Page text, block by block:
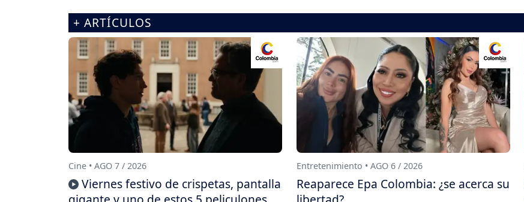
+ ARTÍCULOS
Cine • AGO 7 / 2026
Viernes festivo de crispetas, pantalla
Entretenimiento • AGO 6 / 2026
Reaparece Epa Colombia: ¿se acerca su